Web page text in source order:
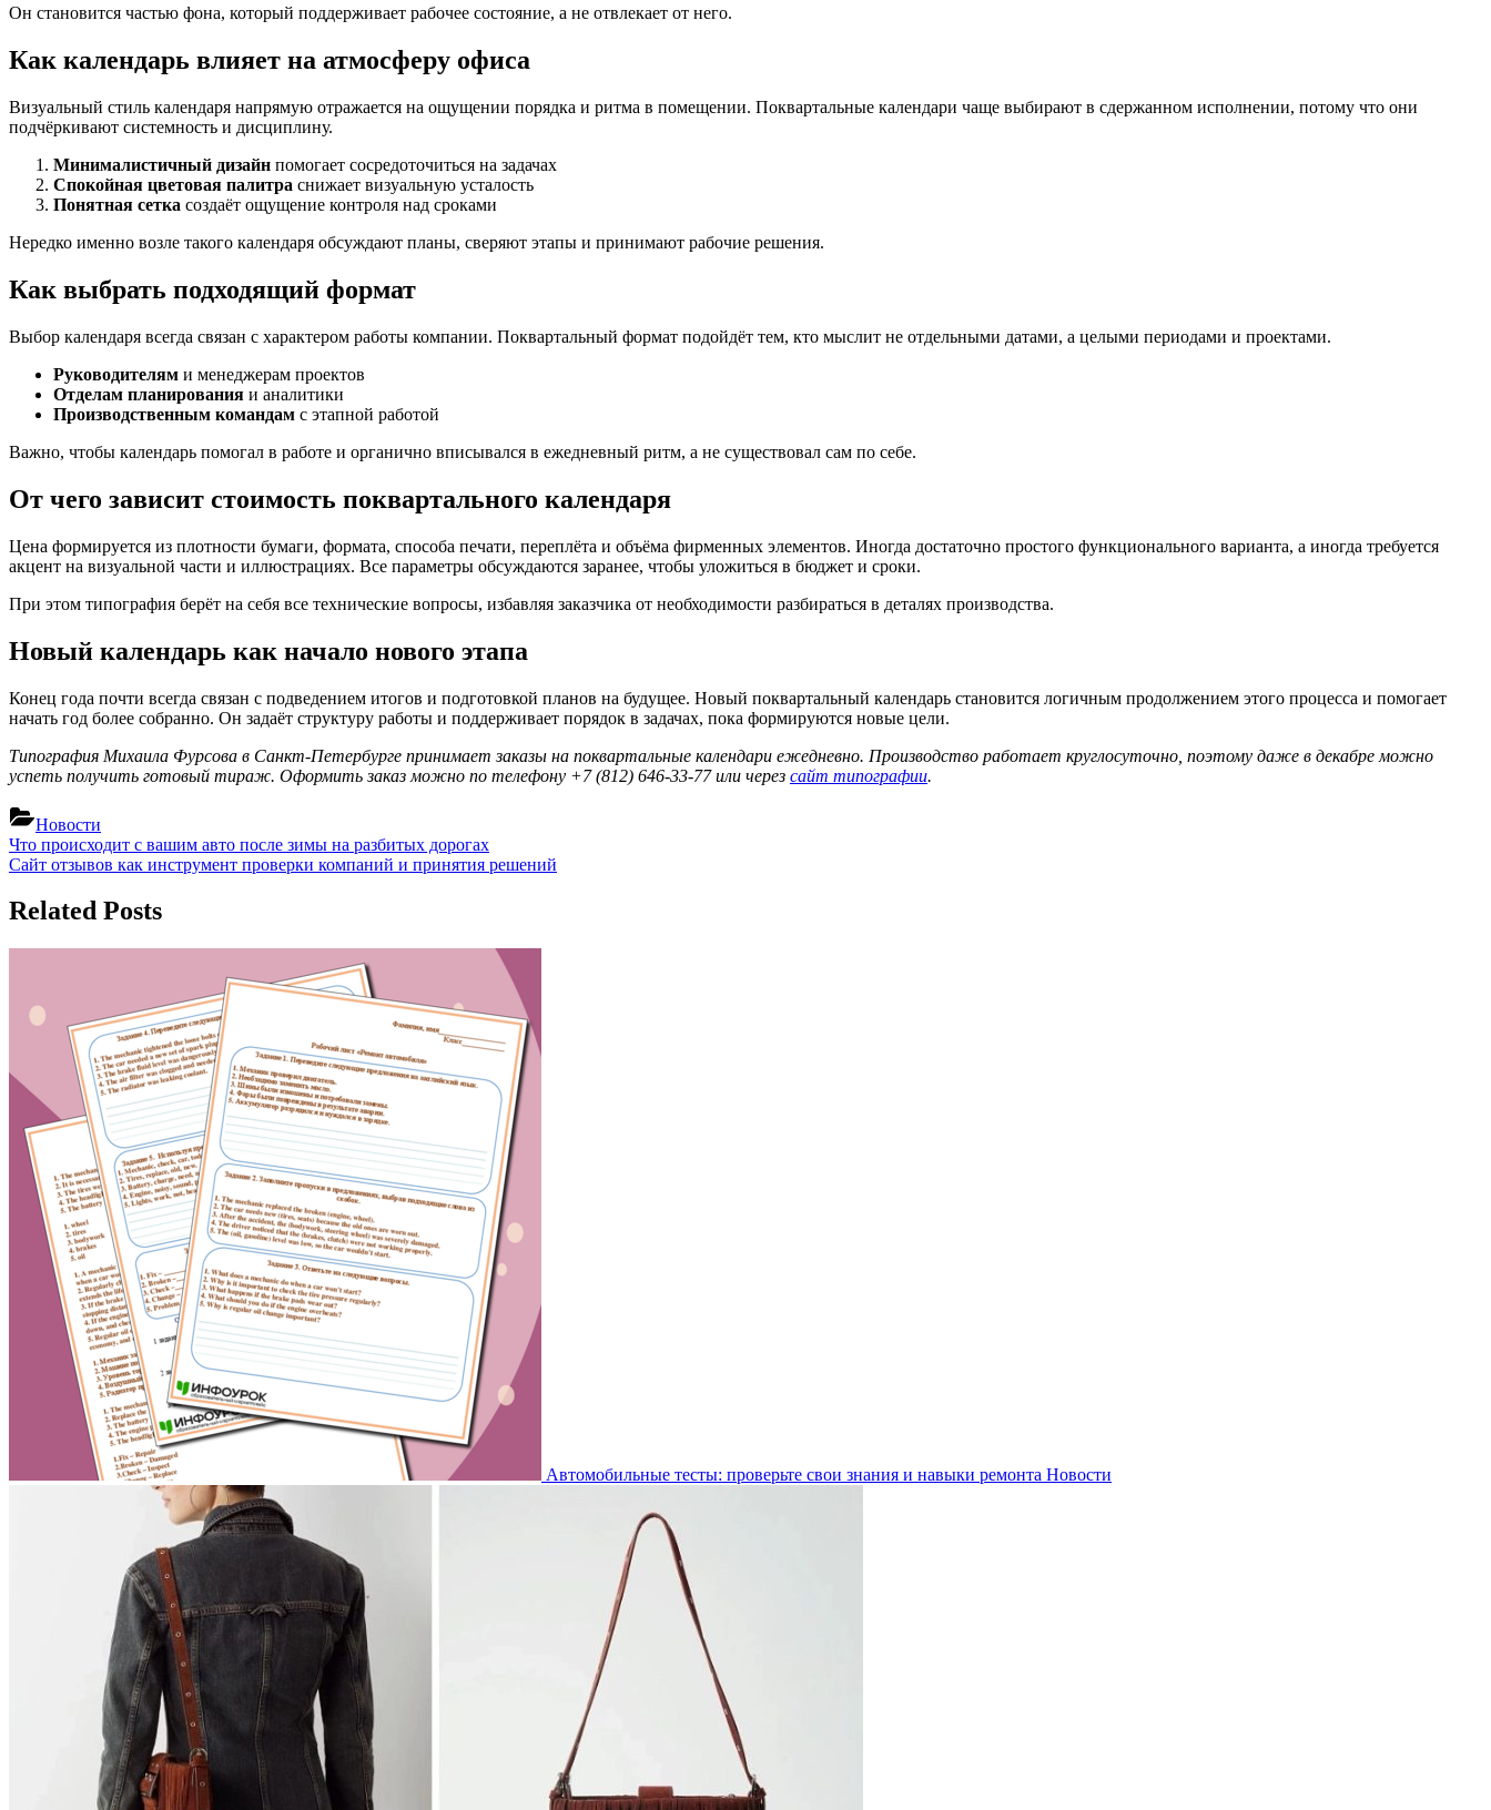
Он становится частью фона, который поддерживает рабочее состояние, а не отвлекает от него.
Как календарь влияет на атмосферу офиса
Визуальный стиль календаря напрямую отражается на ощущении порядка и ритма в помещении. Поквартальные календари чаще выбирают в сдержанном исполнении, потому что они
подчёркивают системность и дисциплину.
Минималистичный дизайн помогает сосредоточиться на задачах
Спокойная цветовая палитра снижает визуальную усталость
Понятная сетка создаёт ощущение контроля над сроками
Нередко именно возле такого календаря обсуждают планы, сверяют этапы и принимают рабочие решения.
Как выбрать подходящий формат
Выбор календаря всегда связан с характером работы компании. Поквартальный формат подойдёт тем, кто мыслит не отдельными датами, а целыми периодами и проектами.
Руководителям и менеджерам проектов
Отделам планирования и аналитики
Производственным командам с этапной работой
Важно, чтобы календарь помогал в работе и органично вписывался в ежедневный ритм, а не существовал сам по себе.
От чего зависит стоимость поквартального календаря
Цена формируется из плотности бумаги, формата, способа печати, переплёта и объёма фирменных элементов. Иногда достаточно простого функционального варианта, а иногда требуется
акцент на визуальной части и иллюстрациях. Все параметры обсуждаются заранее, чтобы уложиться в бюджет и сроки.
При этом типография берёт на себя все технические вопросы, избавляя заказчика от необходимости разбираться в деталях производства.
Новый календарь как начало нового этапа
Конец года почти всегда связан с подведением итогов и подготовкой планов на будущее. Новый поквартальный календарь становится логичным продолжением этого процесса и помогает
начать год более собранно. Он задаёт структуру работы и поддерживает порядок в задачах, пока формируются новые цели.
Типография Михаила Фурсова в Санкт-Петербурге принимает заказы на поквартальные календари ежедневно. Производство работает круглосуточно, поэтому даже в декабре можно
успеть получить готовый тираж. Оформить заказ можно по телефону +7 (812) 646-33-77 или через сайт типографии.
Новости
Навигация
по
записям
Previous
Post:
Что происходит с вашим авто после зимы на разбитых дорогах
Next
Сайт отзывов как инструмент проверки компаний и принятия решений
Related Posts
Автомобильные тесты: проверьте свои знания и навыки ремонта Новости